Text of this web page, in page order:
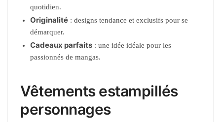
quotidien.
Originalité : designs tendance et exclusifs pour se
démarquer.
Cadeaux parfaits : une idée idéale pour les
passionnés de mangas.
Vêtements estampillés
personnages